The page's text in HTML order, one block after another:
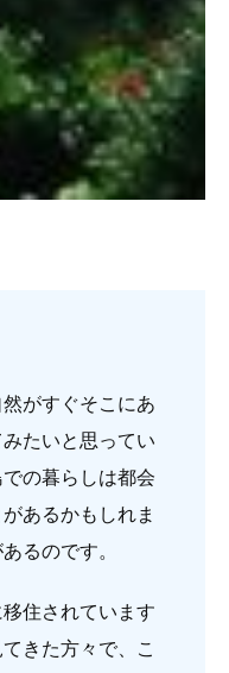
がすぐそこにあ
たいと思ってい
の暮らしは都会
あるかもしれま
るのです。
住されています
きた方々で、こ